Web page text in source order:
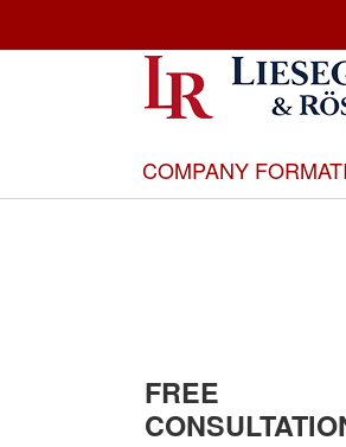
to
Content
COMPANY
FREE